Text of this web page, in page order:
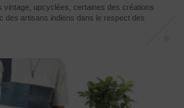
vintage, upcyclées, certaines des créations
des artisans indiens dans le respect des